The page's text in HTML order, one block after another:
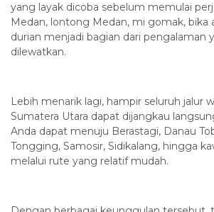
yang layak dicoba sebelum memulai
Medan, lontong Medan, mi gomak, bika
durian menjadi bagian dari pengalaman
dilewatkan.
Lebih menarik lagi, hampir seluruh jalur
Sumatera Utara dapat dijangkau
Anda dapat menuju Berastagi, Danau
Tongging, Samosir, Sidikalang, hingga
melalui rute yang relatif mudah.